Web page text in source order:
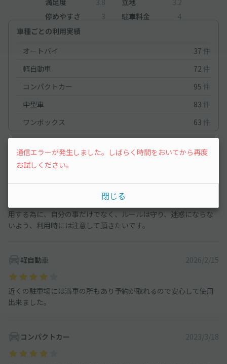
停めやすさ
3 駐車料金
4
車種ごとの利用実績
オートバイ
37 件
軽自動車
72 件
コンパクトカー
95 件
中型車
83 件
ワンボックス
63 件
コンパクトカー 2024/1/5
ただ、今回は隣に駐車されていた車が大幅にはみ出して斜めに駐
車されていて、車の出し入れ時に大変困りました。気持ち良く利
用する為に、自分の事だけでなく、ルールは守り、迷惑にならな
いよう、利用時には注意して頂きたいです。
軽自動車 2026/2/15
近くの駐車場には満車の所もあり予約が取れるので安心して使用
出来ました。
コンパクトカー 2023/3/18
通信エラーが発生しました。しばらく時間をおいてから再度
お試しください。
閉じる